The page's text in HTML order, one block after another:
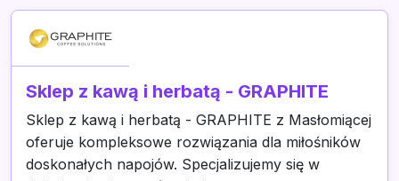
Sklep z kawą i herbatą - GRAPHITE
Sklep z kawą i herbatą - GRAPHITE z Masłomiącej
oferuje kompleksowe rozwiązania dla miłośników
doskonałych napojów. Specjalizujemy się w